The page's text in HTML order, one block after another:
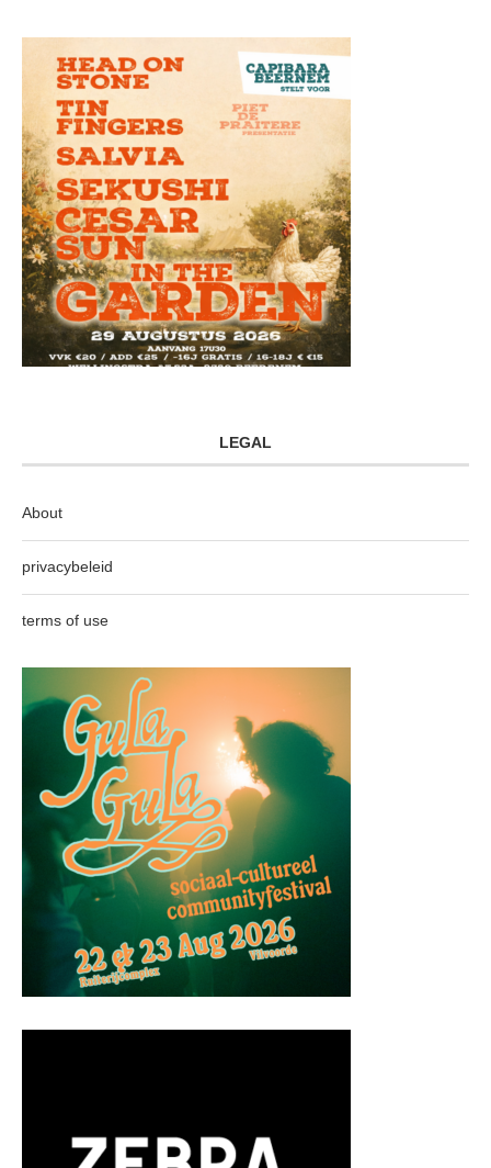
LEGAL
About
privacybeleid
terms of use